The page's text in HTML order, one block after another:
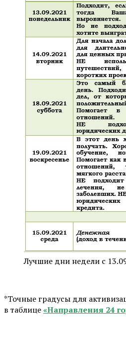
Лучшие дни недели с
*Точные градусы для
в таблице«Направления 24